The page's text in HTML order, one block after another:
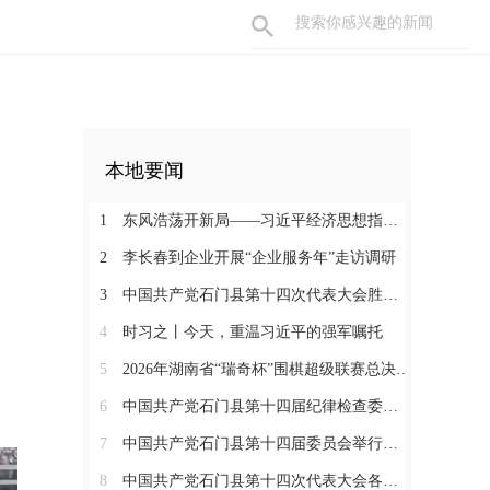
本地要闻
1 东风浩荡开新局——习近平经济思想指引中国经济高质量发展行稳致远
2 李长春到企业开展“企业服务年”走访调研
3 中国共产党石门县第十四次代表大会胜利闭幕
4 时习之丨今天，重温习近平的强军嘱托
5 2026年湖南省“瑞奇杯”围棋超级联赛总决赛在石门开幕
6 中国共产党石门县第十四届纪律检查委员会召开第一次全体会议
7 中国共产党石门县第十四届委员会举行第一次全体会议
8 中国共产党石门县第十四次代表大会各代表团开展分团讨论